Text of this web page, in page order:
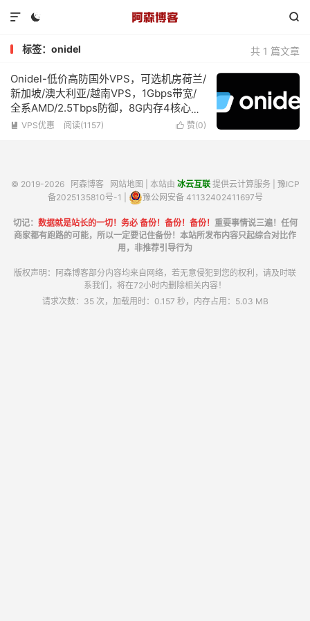
 

共 1 篇文章
标签：onidel
Onidel-低价高防国外VPS，可选机房荷兰/
新加坡/澳大利亚/越南VPS，1Gbps带宽/
全系AMD/2.5Tbps防御，8G内存4核心低
至€6/月
 赞(0)
 VPS优惠 阅读(1157)
© 2019-2026 阿森博客 网站地图 | 本站由 冰云互联提供云计算服务 | 豫ICP
备2025135810号-1
豫公网安备 41132402411697号
切记： 数据就是站长的一切！务必 备份！备份！备份！ 重要事情说三遍！任何
商家都有跑路的可能，所以一定要记住备份！本站所发布内容只起综合对比作
用，非推荐引导行为
版权声明：阿森博客部分内容均来自网络，若无意侵犯到您的权利，请及时联
系我们，将在72小时内删除相关内容！
请求次数：35 次，加载用时：0.157 秒，内存占用：5.03 MB